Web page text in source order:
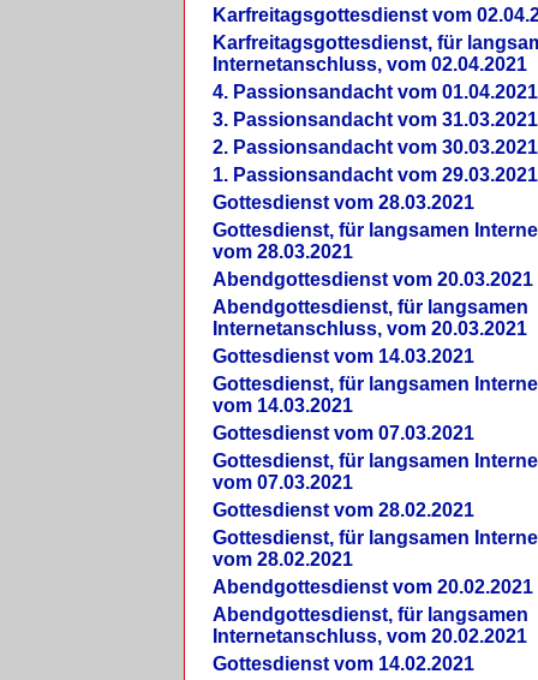
Karfreitagsgottesdienst vom
Karfreitagsgottesdienst, für
Internetanschluss, vom 02.04.2021
4. Passionsandacht vom 01.04.2021
3. Passionsandacht vom 31.03.2021
2. Passionsandacht vom 30.03.2021
1. Passionsandacht vom 29.03.2021
Gottesdienst vom 28.03.2021
Gottesdienst, für langsamen
vom 28.03.2021
Abendgottesdienst vom 20.03.2021
Abendgottesdienst, für langsamen
Internetanschluss, vom 20.03.2021
Gottesdienst vom 14.03.2021
Gottesdienst, für langsamen
vom 14.03.2021
Gottesdienst vom 07.03.2021
Gottesdienst, für langsamen
vom 07.03.2021
Gottesdienst vom 28.02.2021
Gottesdienst, für langsamen
vom 28.02.2021
Abendgottesdienst vom 20.02.2021
Abendgottesdienst, für langsamen
Internetanschluss, vom 20.02.2021
Gottesdienst vom 14.02.2021